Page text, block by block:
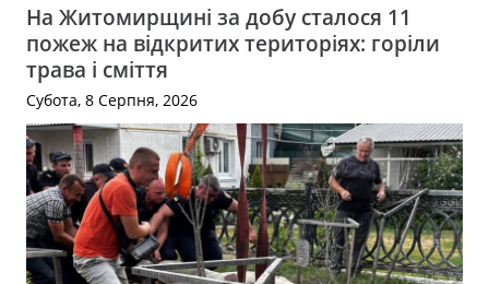
На Житомирщині за добу сталося 11
пожеж на відкритих територіях: горіли
трава і сміття
Субота, 8 Серпня, 2026